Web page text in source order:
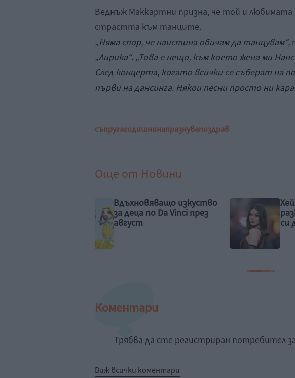
Веднъж Маккартни призна, че той и любимата
страстта към танците.
„Няма спор, че наистина обичам да танцувам“,
„Лирика“. „Това е нещо, към което жена ми
След концерта, когато всички се съберат на
първи на дансинга. Някои песни просто ни
съпругагодишнинапразнувапоздрав
Още от Новини
Хейли Стайнфелд
разказва за 4-месечната
Коментари
Трябва да сте регистриран потребител
Виж всички коментари